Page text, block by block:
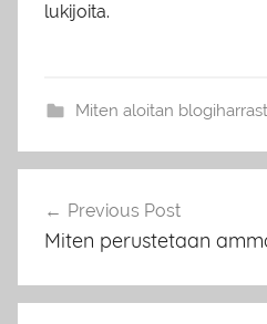
lukijoita.
Miten aloitan
selaus
Previous Post
Miten perustetaan